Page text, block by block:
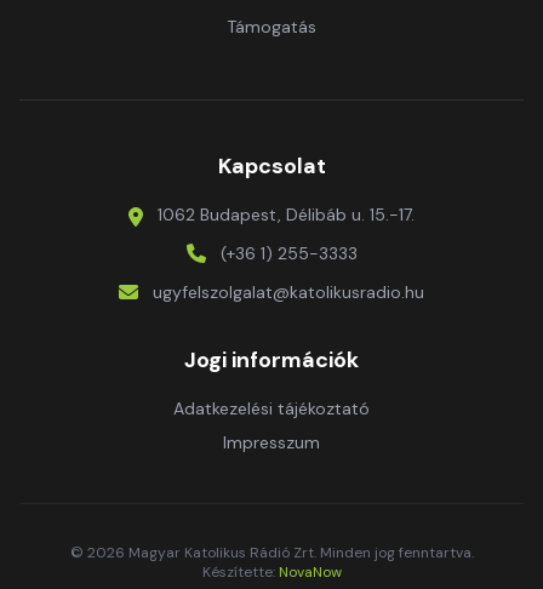
Támogatás
Kapcsolat
1062 Budapest, Délibáb u. 15.-17.
(+36 1) 255-3333
ugyfelszolgalat@katolikusradio.hu
Jogi információk
Adatkezelési tájékoztató
Impresszum
© 2026 Magyar Katolikus Rádió Zrt. Minden jog fenntartva.
Készítette: NovaNow